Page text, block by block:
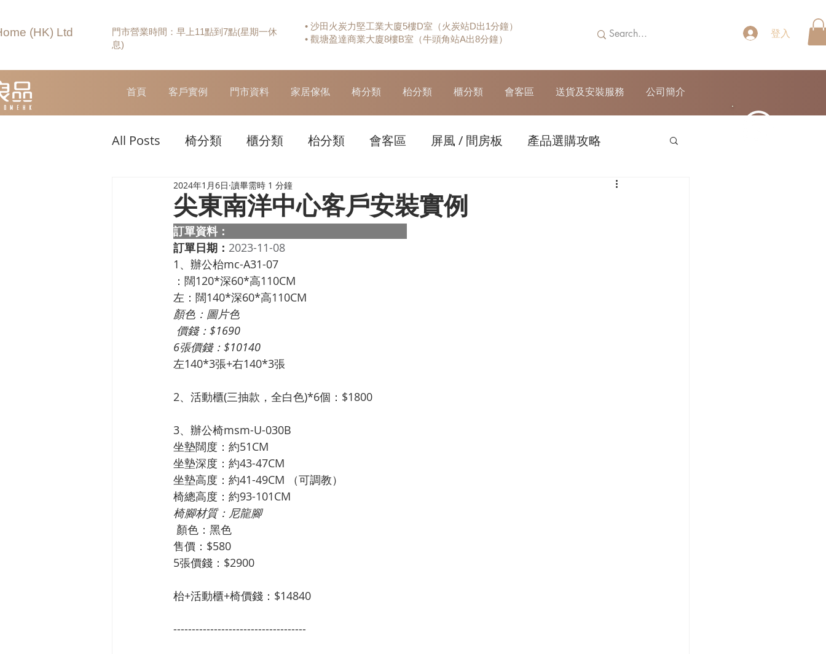
(HK) Ltd
門市營業時間：早上11點到7點(星期一休
息)
• 沙田火炭力堅工業大廈5樓D室（火炭站D出1分鐘）
• 觀塘盈達商業大廈8樓B室（牛頭角站A出8分鐘）
登入
首頁 客戶實例 門市資料 家居傢俬 椅分類 枱分類 櫃分類 會客區 送貨及安裝服務 公司簡介
All Posts 椅分類 櫃分類 枱分類 會客區 屏風 / 間房板 產品選購攻略
尖東南洋中心客戶安裝實例
2024年1月6日 讀畢需時 1 分鐘
訂單資料：
訂單日期： 2023-11-08
1、辦公枱mc-A31-07
：闊120*深60*高110CM
左：闊140*深60*高110CM
顏色：圖片色
價錢：$1690
6張價錢：$10140
左140*3張+右140*3張
2、活動櫃(三抽款，全白色)*6個：$1800
3、辦公椅msm-U-030B
坐墊闊度：約51CM
坐墊深度：約43-47CM
坐墊高度：約41-49CM （可調教）
椅總高度：約93-101CM
椅腳材質：尼龍腳
顏色：黑色
售價：$580
5張價錢：$2900
枱+活動櫃+椅價錢：$14840
------------------------------------